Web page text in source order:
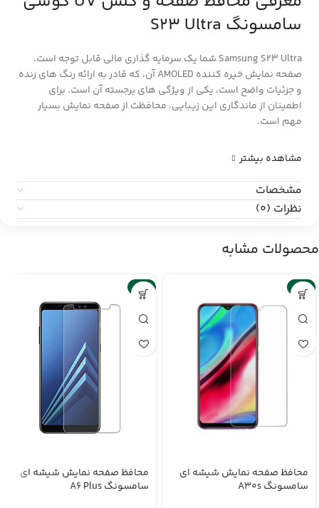
سامسونگ S23 Ultra
Samsung S23 Ultra شما یک سرمایه گذاری مالی قابل توجه است.
صفحه نمایش خیره کننده AMOLED آن، که قادر به ارائه رنگ های زنده
و جزئیات واضح است، یکی از ویژگی های برجسته آن است. برای
اطمینان از ماندگاری این زیبایی، محافظت از صفحه نمایش بسیار
مهم است.
مشاهده بیشتر
مشخصات
نظرات (0)
محصولات مشابه
-6%
محافظ صفحه نمایش شیشه ای
سامسونگ A30s
-6%
محافظ صفحه نمایش شیشه ای
سامسونگ A6 Plus